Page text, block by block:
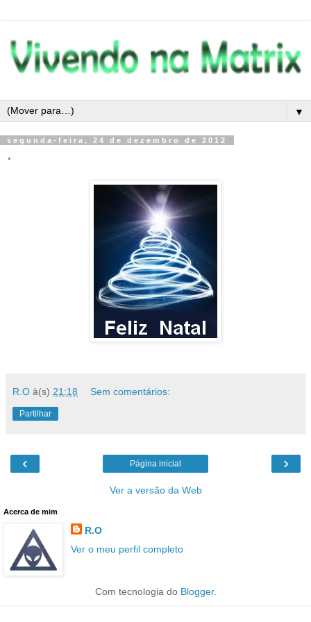
▼
segunda-feira, 24 de dezembro de 2012
.
R.O à(s) 21:18 Sem comentários:
Partilhar
‹ ›
Página inicial
Ver a versão da Web
Acerca de mim
R.O
Ver o meu perfil completo
Com tecnologia do Blogger.